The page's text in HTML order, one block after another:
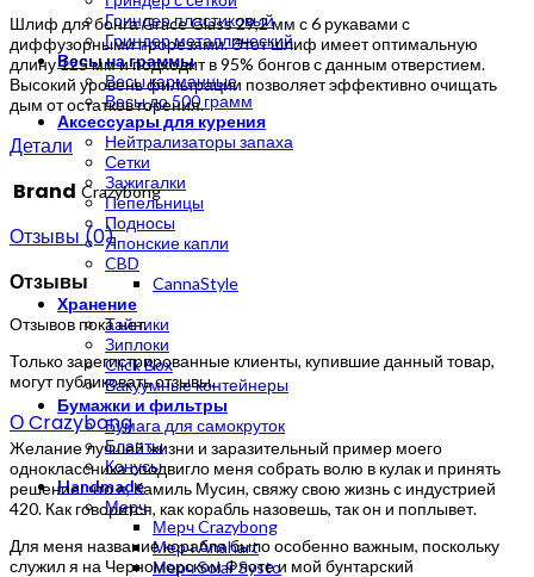
Гриндер пластиковый
Гриндер металлический
Весы на граммы
Весы карманные
Весы до 500 грамм
Аксессуары для курения
Нейтрализаторы запаха
Сетки
Зажигалки
Пепельницы
Подносы
Японские капли
CBD
CannaStyle
Хранение
Тайники
Зиплоки
Click Box
Вакуумные контейнеры
Бумажки и фильтры
Бумага для самокруток
Бланты
Конусы
Handmade
Мерч
Мерч Crazybong
Мерч Anahart
Мерч Solar Systo
Шлиф для бонга Grace Glass 29,2 мм с 6 рукавами с
диффузорными прорезями. Этот шлиф имеет оптимальную
длину 125 мм и подходит в 95% бонгов с данным отверстием.
Высокий уровень фильтрации позволяет эффективно очищать
дым от остатков горения.
Детали
Brand Crazybong
Отзывы (0)
Отзывы
Отзывов пока нет.
Только зарегистрированные клиенты, купившие данный товар,
могут публиковать отзывы.
О Crazybong
Желание лучшей жизни и заразительный пример моего
одноклассника сподвигло меня собрать волю в кулак и принять
решение: что я, Камиль Мусин, свяжу свою жизнь с индустрией
420. Как говорится, как корабль назовешь, так он и поплывет.
Для меня название корабля было особенно важным, поскольку
служил я на Черноморском Флоте и мой бунтарский